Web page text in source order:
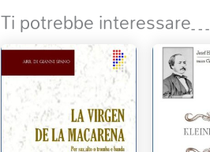
Ti potrebbe interessare…